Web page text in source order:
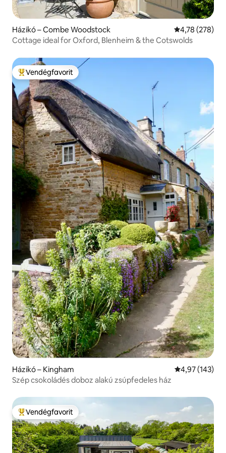
Házikó – Combe Woodstock Átlagos
4,78 (278)
Cottage ideal for Oxford, Blenheim & the Cotswolds
Kiemelt vendégfavorit
Vendégfavorit
Házikó – Kingham Átlagos
4,97 (143)
Szép csokoládés doboz alakú zsúpfedeles ház
Kiemelt vendégfavorit
Vendégfavorit